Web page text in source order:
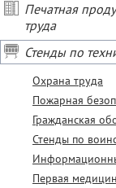
Печатная
труда
Стенды по
Охрана труда
Пожарная
Гражданская
Стенды по
Первая